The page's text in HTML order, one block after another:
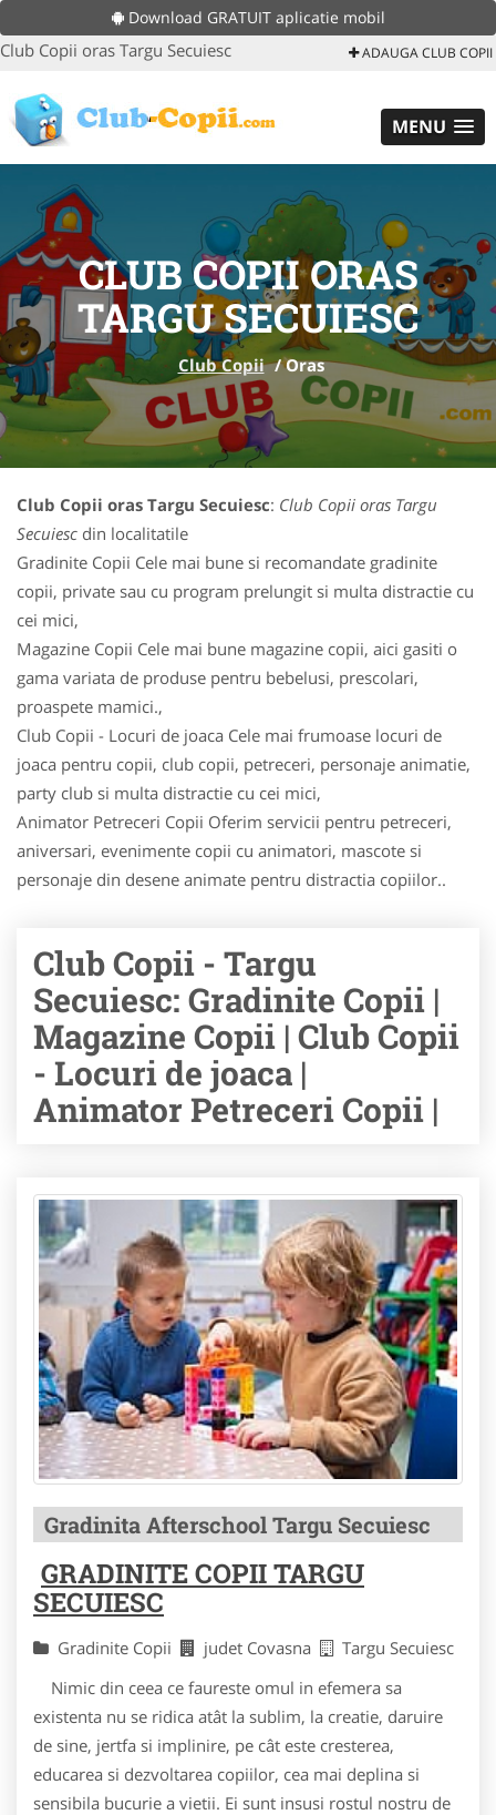
Download GRATUIT aplicatie mobil
Club Copii oras Targu Secuiesc ADAUGA CLUB COPII
MENU
CLUB COPII ORAS
TARGU SECUIESC
Club Copii /Oras
Club Copii oras Targu Secuiesc: Club Copii oras Targu
Secuiesc din localitatile
Gradinite Copii Cele mai bune si recomandate gradinite
copii, private sau cu program prelungit si multa distractie cu
cei mici,
Magazine Copii Cele mai bune magazine copii, aici gasiti o
gama variata de produse pentru bebelusi, prescolari,
proaspete mamici.,
Club Copii - Locuri de joaca Cele mai frumoase locuri de
joaca pentru copii, club copii, petreceri, personaje animatie,
party club si multa distractie cu cei mici,
Animator Petreceri Copii Oferim servicii pentru petreceri,
aniversari, evenimente copii cu animatori, mascote si
personaje din desene animate pentru distractia copiilor..
Club Copii - Targu
Secuiesc: Gradinite Copii |
Magazine Copii | Club Copii
- Locuri de joaca |
Animator Petreceri Copii |
Gradinita Afterschool Targu Secuiesc
GRADINITE COPII TARGU
SECUIESC
Gradinite Copii judet Covasna
Targu Secuiesc
Nimic din ceea ce faureste omul in efemera sa
existenta nu se ridica atât la sublim, la creatie, daruire
de sine, jertfa si implinire, pe cât este cresterea,
educarea si dezvoltarea copiilor, cea mai deplina si
sensibila bucurie a vietii. Ei sunt insusi rostul nostru de